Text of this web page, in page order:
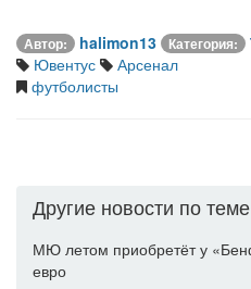
Автор: halimon13 Категория:
Ювентус
Арсенал
футболисты
Другие новости по теме
МЮ летом приобретёт у
евро